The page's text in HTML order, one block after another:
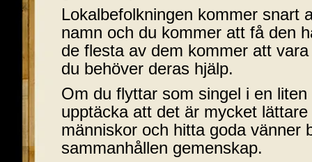
Lokalbefolkningen kommer snart
namn och du kommer att få den
de flesta av dem kommer att
du behöver deras hjälp.
Om du flyttar som singel i en
upptäcka att det är mycket
människor och hitta goda vänner
sammanhållen gemenskap.